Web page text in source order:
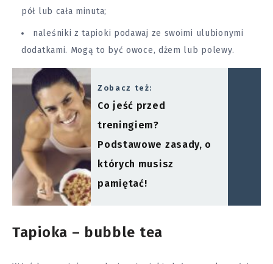
pół lub cała minuta;
naleśniki z tapioki podawaj ze swoimi ulubionymi
dodatkami. Mogą to być owoce, dżem lub polewy.
Zobacz też:
Co jeść przed
treningiem?
Podstawowe zasady, o
których musisz
pamiętać!
Tapioka – bubble tea